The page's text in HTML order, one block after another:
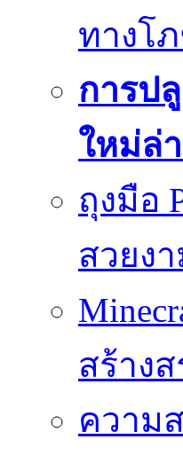
ทางโ
การป
ใหม่ล่
ถุงมือ
สวยง
สร้าง
ความ